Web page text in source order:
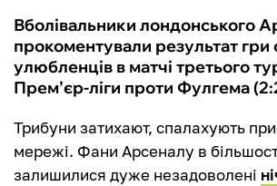
Вболівальники лондонського
прокоментували результат гри
улюбленців в матчі третього
Прем’єр-ліги проти Фулгема
Трибуни затихают, спалахують
мережі. Фани Арсеналу в
залишилися дуже незадоволені